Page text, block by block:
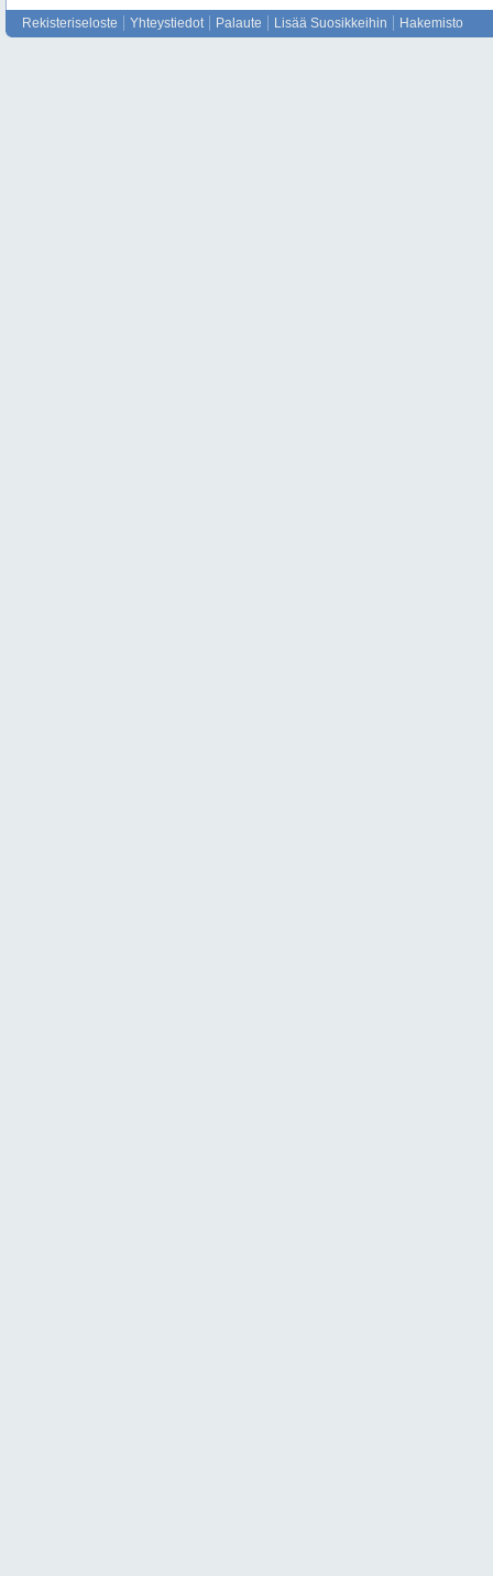
Rekisteriseloste Yhteystiedot Palaute Lisää Suosikkeihin Hakemisto